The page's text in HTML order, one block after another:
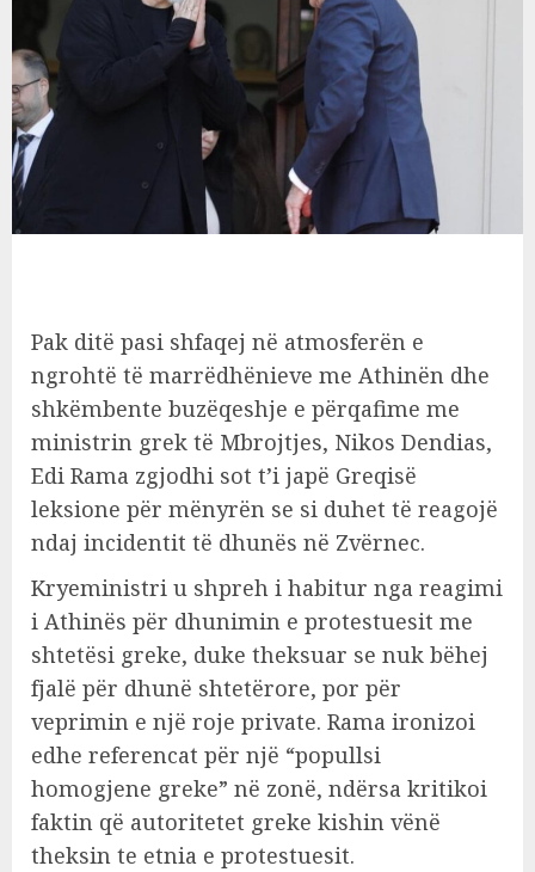
Pak ditë pasi shfaqej në atmosferën e
ngrohtë të marrëdhënieve me Athinën dhe
shkëmbente buzëqeshje e përqafime me
ministrin grek të Mbrojtjes, Nikos Dendias,
Edi Rama zgjodhi sot t’i japë Greqisë
leksione për mënyrën se si duhet të reagojë
ndaj incidentit të dhunës në Zvërnec.
Kryeministri u shpreh i habitur nga reagimi
i Athinës për dhunimin e protestuesit me
shtetësi greke, duke theksuar se nuk bëhej
fjalë për dhunë shtetërore, por për
veprimin e një roje private. Rama ironizoi
edhe referencat për një “popullsi
homogjene greke” në zonë, ndërsa kritikoi
faktin që autoritetet greke kishin vënë
theksin te etnia e protestuesit.